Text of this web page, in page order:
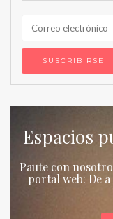
Espacios
Paute con
portal web: De